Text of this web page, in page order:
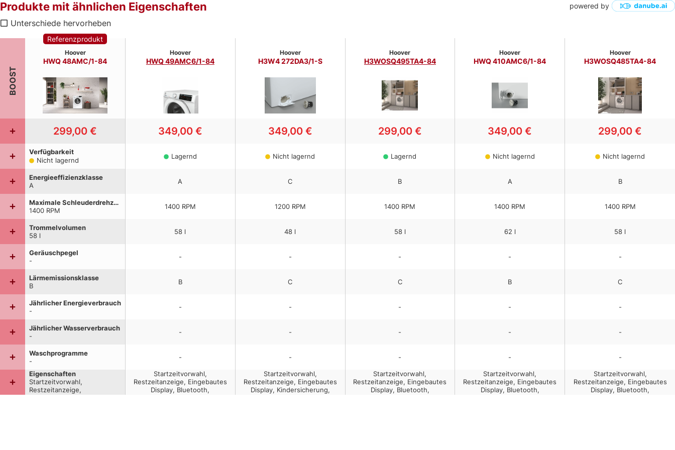
Produkte mit ähnlichen Eigenschaften powered by
Unterschiede hervorheben
BOOST
Referenzprodukt
Hoover
HWQ 48AMC/1-84
299,00 €
Verfügbarkeit
Nicht lagernd
Energieeffizienzklasse
A
Maximale Schleuderdrehzahl
1400 RPM
Trommelvolumen
58 l
Geräuschpegel
-
Lärmemissionsklasse
B
Jährlicher Energieverbrauch
-
Jährlicher Wasserverbrauch
-
Waschprogramme
-
Eigenschaften
Startzeitvorwahl,
Restzeitanzeige,
Hoover
HWQ 49AMC6/1-84
349,00 €
Lagernd
A
1400 RPM
58 l
-
B
-
-
-
Startzeitvorwahl,
Restzeitanzeige, Eingebautes
Display, Bluetooth,
Hoover
H3W4 272DA3/1-S
349,00 €
Nicht lagernd
C
1200 RPM
48 l
-
C
-
-
-
Startzeitvorwahl,
Restzeitanzeige, Eingebautes
Display, Kindersicherung,
Hoover
H3WOSQ495TA4-84
299,00 €
Lagernd
B
1400 RPM
58 l
-
C
-
-
-
Startzeitvorwahl,
Restzeitanzeige, Eingebautes
Display, Bluetooth,
Hoover
HWQ 410AMC6/1-84
349,00 €
Nicht lagernd
A
1400 RPM
62 l
-
B
-
-
-
Startzeitvorwahl,
Restzeitanzeige, Eingebautes
Display, Bluetooth,
Hoover
H3WOSQ485TA4-84
299,00 €
Nicht lagernd
B
1400 RPM
58 l
-
C
-
-
-
Startzeitvorwahl,
Restzeitanzeige, Eingebautes
Display, Bluetooth,